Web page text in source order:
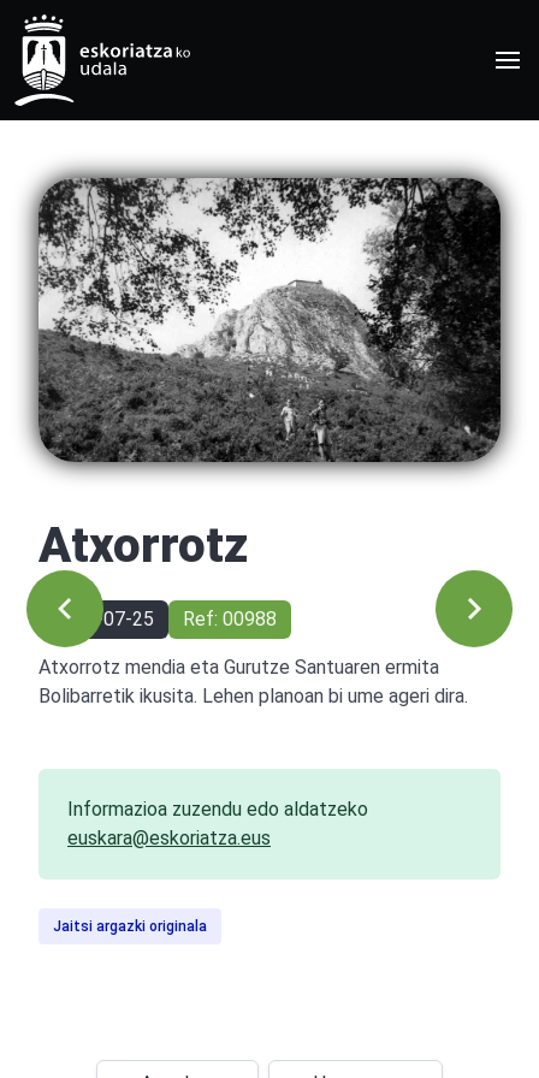
Atxorrotz
1947-07-25 Ref: 00988
Atxorrotz mendia eta Gurutze Santuaren ermita
Bolibarretik ikusita. Lehen planoan bi ume ageri dira.
Informazioa zuzendu edo aldatzeko
euskara@eskoriatza.eus
Jaitsi argazki originala